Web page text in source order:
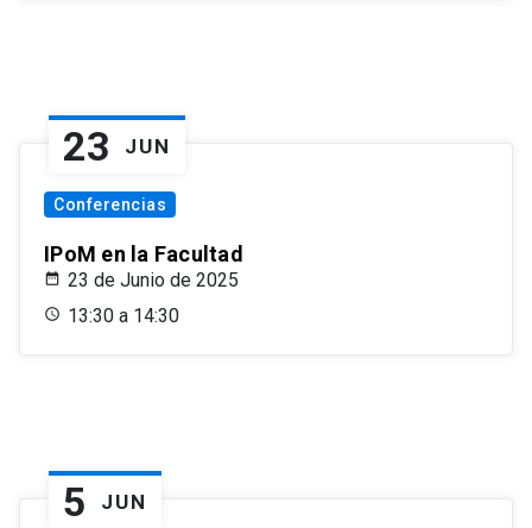
23 JUN
Conferencias
IPoM en la Facultad
23 de Junio de 2025
13:30 a 14:30
5 JUN